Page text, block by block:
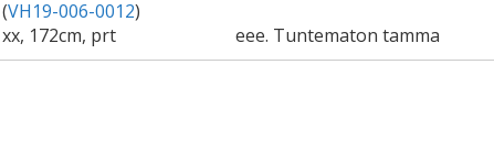
(VH19-006-0012)
xx, 172cm, prt
eee. Tuntematon tamma